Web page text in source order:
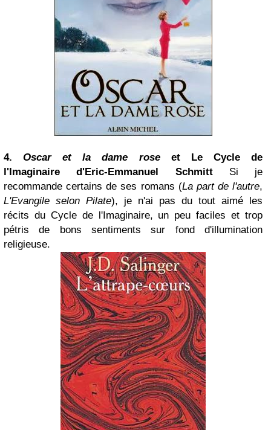
4.Oscar et la dame roseet Le Cycle de
l'Imaginaire d'Eric-Emmanuel SchmittSi je
recommande certains de ses romans (La part de l'autre,
L'Evangile selon Pilate), je n'ai pas du tout aimé les
récits du Cycle de l'Imaginaire, un peu faciles et trop
pétris de bons sentiments sur fond d'illumination
religieuse.